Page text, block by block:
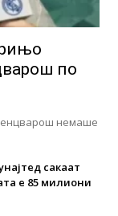
по
немаше
сакаат
е 85 милиони